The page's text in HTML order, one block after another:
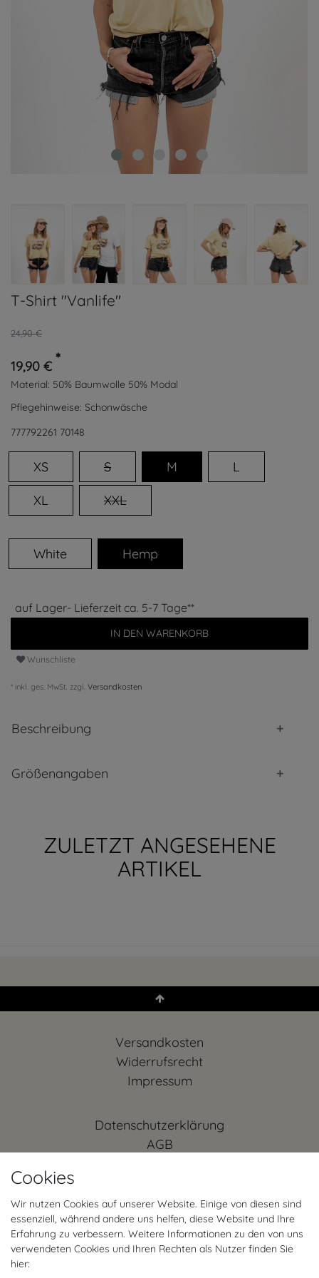
T-Shirt "Vanlife"
24,90 €
19,90 € *
Material: 50% Baumwolle 50% Modal
Pflegehinweise: Schonwäsche
777792261 70148
XS S M L
XL XXL
White Hemp
auf Lager- Lieferzeit ca. 5-7 Tage**
IN DEN WARENKORB
Wunschliste
* inkl. ges. MwSt. zzgl. Versandkosten
Beschreibung
Größenangaben
ZULETZT ANGESEHENE
ARTIKEL
Versandkosten
Widerrufs­recht
Impressum
Daten­schutz­erklärung
AGB
Vertrag widerrufen
Mein Konto (anmelden)
FAQ
Cookies
Wir nutzen Cookies auf unserer Website. Einige von diesen sind
essenziell, während andere uns helfen, diese Website und Ihre
Erfahrung zu verbessern. Weitere Informationen zu den von uns
verwendeten Cookies und Ihren Rechten als Nutzer finden Sie
hier: